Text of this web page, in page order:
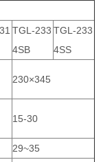
TGL-233
4SB
TGL-233
4SS
230×345
15-30
29~35